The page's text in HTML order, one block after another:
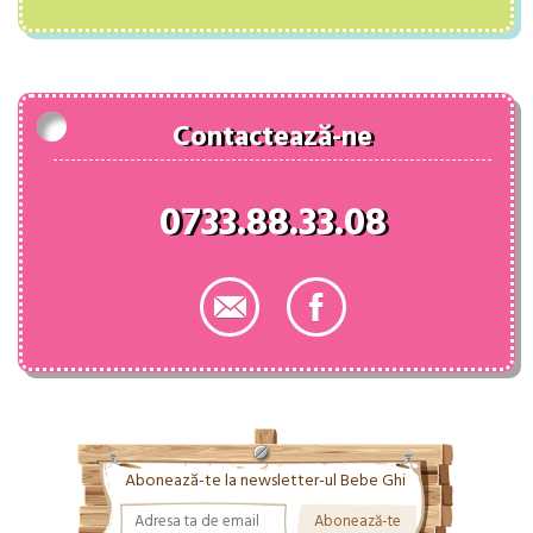
fost:
94.00 lei.
Contactează-ne
0733.88.33.08
Abonează-te la newsletter-ul Bebe Ghi